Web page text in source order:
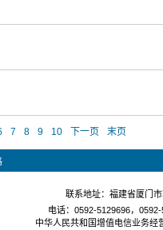
7 8 9 10 下一页 末页
联系地址：福建省厦门
电话：0592-5129696，
中华人民共和国增值电信业务经